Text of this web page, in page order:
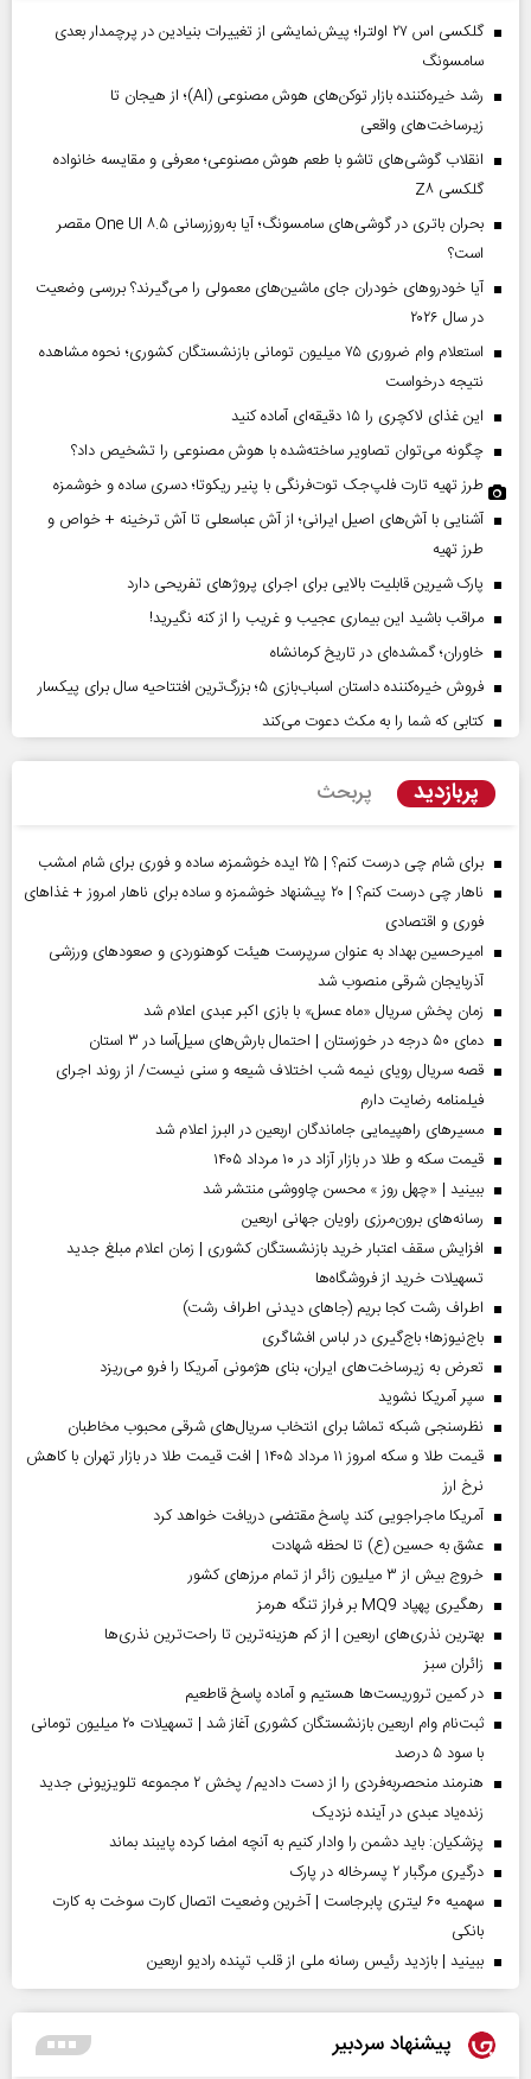
گلکسی اس ۲۷ اولترا؛ پیش‌نمایشی از تغییرات بنیادین در پرچمدار بعدی
سامسونگ
رشد خیره‌کننده بازار توکن‌های هوش مصنوعی (AI)؛ از هیجان تا
زیرساخت‌های واقعی
انقلاب گوشی‌های تاشو‌ با طعم هوش مصنوعی؛ معرفی و مقایسه خانواده
گلکسی Z۸
بحران باتری در گوشی‌های سامسونگ؛ آیا به‌روزرسانی One UI ۸.۵ مقصر
است؟
آیا خودروهای خودران جای ماشین‌های معمولی را می‌گیرند؟ بررسی وضعیت
در سال ۲۰۲۶
استعلام وام ضروری ۷۵ میلیون تومانی بازنشستگان کشوری؛ نحوه مشاهده
نتیجه درخواست
این غذای لاکچری را ۱۵ دقیقه‌ای آماده کنید
چگونه می‌توان تصاویر ساخته‌شده با هوش مصنوعی را تشخیص داد؟
طرز تهیه تارت فلپ‌جک توت‌فرنگی با پنیر ریکوتا؛ دسری ساده و خوشمزه
آشنایی با آش‌های اصیل ایرانی؛ از آش عباسعلی تا آش ترخینه + خواص و
طرز تهیه
پارک شیرین قابلیت‌ بالایی برای اجرای پروژهای تفریحی دارد
مراقب باشید این بیماری عجیب و غریب را از کنه نگیرید!
خاوران؛ گمشده‌ای در تاریخ کرمانشاه
فروش خیره‌کننده داستان اسباب‌بازی ۵؛ بزرگ‌ترین افتتاحیه سال برای پیکسار
کتابی که شما را به مکث دعوت می‌کند
پربازدید پربحث
برای شام چی درست کنم؟ | ۲۵ ایده خوشمزه، ساده و فوری برای شام امشب
ناهار چی درست کنم؟ | ۲۰ پیشنهاد خوشمزه و ساده برای ناهار امروز + غذاهای
فوری و اقتصادی
امیرحسین بهداد به عنوان سرپرست هیئت کوهنوردی و صعودهای ورزشی
آذربایجان شرقی منصوب شد
زمان پخش سریال «ماه عسل» با بازی اکبر عبدی اعلام شد
دمای ۵۰ درجه در خوزستان | احتمال بارش‌های سیل‌آسا در ۳ استان
قصه سریال رویای نیمه شب اختلاف شیعه و سنی نیست/ از روند اجرای
فیلمنامه رضایت دارم
مسیر‌های راهپیمایی جاماندگان اربعین در البرز اعلام شد
قیمت سکه و طلا در بازار آزاد در ۱۰ مرداد ۱۴۰۵
ببینید | «چهل روز » محسن چاووشی منتشر شد
رسانه‌های برون‌مرزی راویان جهانی اربعین
افزایش سقف اعتبار خرید بازنشستگان کشوری | زمان اعلام مبلغ جدید
تسهیلات خرید از فروشگاه‌ها
اطراف رشت کجا بریم (جاهای دیدنی اطراف رشت)
باج‌نیوزها؛ باج‌گیری در لباس افشاگری
تعرض به زیرساخت‌های ایران، بنای هژمونی آمریکا را فرو می‌ریزد
سپر آمریکا نشوید
نظرسنجی شبکه تماشا برای انتخاب سریال‌های شرقی محبوب مخاطبان
قیمت طلا و سکه امروز ۱۱ مرداد ۱۴۰۵ | افت قیمت طلا در بازار تهران با کاهش
نرخ ارز
آمریکا ماجراجویی کند پاسخ مقتضی دریافت خواهد کرد
عشق به حسین (ع) تا لحظه شهادت
خروج بیش از ۳ میلیون زائر از تمام مرز‌های کشور
رهگیری پهپاد MQ9 بر فراز تنگه هرمز
بهترین نذری‌های اربعین | از کم هزینه‌ترین تا راحت‌ترین نذری‌ها
‌زائران سبز
در کمین تروریست‌ها هستیم و آماده پاسخ قاطعیم
ثبت‌نام وام اربعین بازنشستگان کشوری آغاز شد | تسهیلات ۲۰ میلیون تومانی
با سود ۵ درصد
هنرمند منحصر‌به‌فردی را از دست دادیم/ پخش ۲ مجموعه تلویزیونی جدید
زنده‌یاد عبدی در آینده نزدیک
پزشکیان: باید دشمن را وادار کنیم به آنچه امضا کرده پایبند بماند
درگیری مرگبار ۲ پسرخاله در پارک
سهمیه ۶۰ لیتری پابرجاست | آخرین وضعیت اتصال کارت سوخت به کارت
بانکی
ببینید | بازدید رئیس رسانه ملی از قلب تپنده رادیو اربعین
پیشنهاد سردبیر